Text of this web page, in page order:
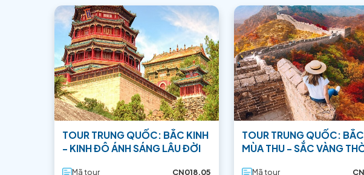
không chỉ có thể nhìn thấy những chiếc thuyền thường xuyên
Bên cạnh ba cảnh đẹp trên, còn có nhiều danh lam thắng cảnh
chẳng hạn như Đền tưởng niệm Thủ tướng Wu Zixu, Hội trường
Ban Biên Tập TransViet
Đội ngũ nội dung Công ty Du lịch TransViet